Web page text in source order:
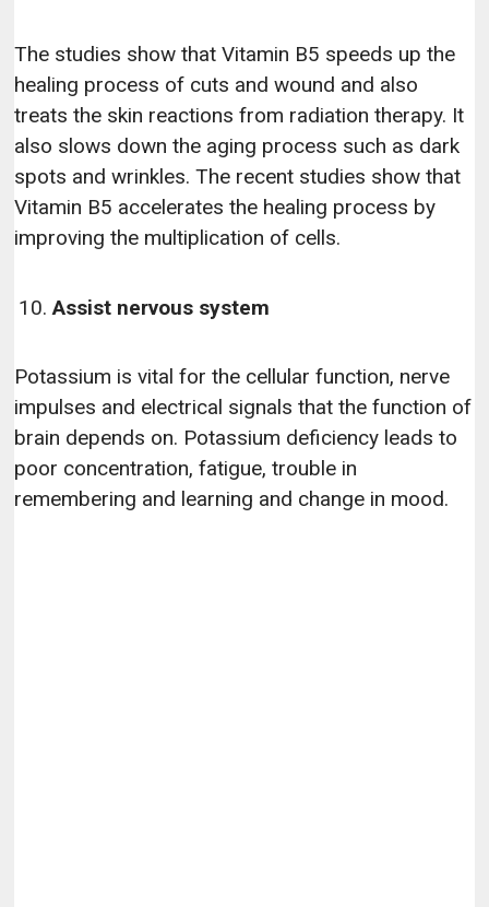
The studies show that Vitamin B5 speeds up the
healing process of cuts and wound and also
treats the skin reactions from radiation therapy. It
also slows down the aging process such as dark
spots and wrinkles. The recent studies show that
Vitamin B5 accelerates the healing process by
improving the multiplication of cells.
Assist nervous system
Potassium is vital for the cellular function, nerve
impulses and electrical signals that the function of
brain depends on. Potassium deficiency leads to
poor concentration, fatigue, trouble in
remembering and learning and change in mood.